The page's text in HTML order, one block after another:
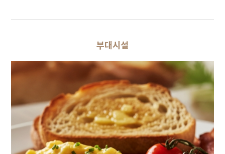
부대시설
파기합니다. 파기의 절차, 기한 및 방법은 다음과
파기대상인 정보는 목적 달성 후 별도 DB 또는
법령에 따라 지체없이 파기됩니다. 이때 내부
방침에 따라 별도DB 또는 문서로 옮겨진
개인정보는 법률에 의한 경우를 제외하고는
이용되지 않습니다.
이용자의 개인정보는 개인정보의 보유기간이
경과된 경우에는 보유기간의 종료일로부터 5일
이내에, 개인정보처리 목적달성, 해당 서비스의
폐지, 사업의 종료 등 그 개인정보가 불필요하게